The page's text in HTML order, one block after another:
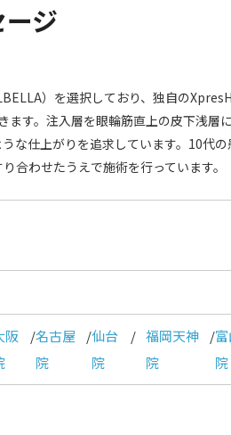
ジ
）を選択しており、独自の
す。注入層を眼輪筋直上の皮下浅層
な仕上がりを追求しています。10代の
合わせたうえで施術を行っています。
阪
/名古屋
院
/仙台
院
/ 福岡天神
院
/富
院